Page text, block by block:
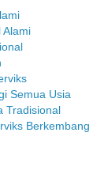
Alami
Semua Usia
Tradisional
Berkembang